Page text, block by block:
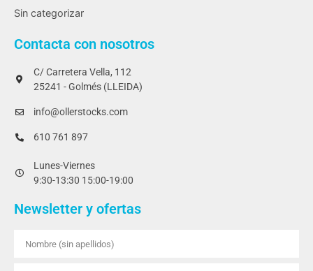
Sin categorizar
Contacta con nosotros
C/ Carretera Vella, 112
25241 - Golmés (LLEIDA)
info@ollerstocks.com
610 761 897
Lunes-Viernes
9:30-13:30 15:00-19:00
Newsletter y ofertas